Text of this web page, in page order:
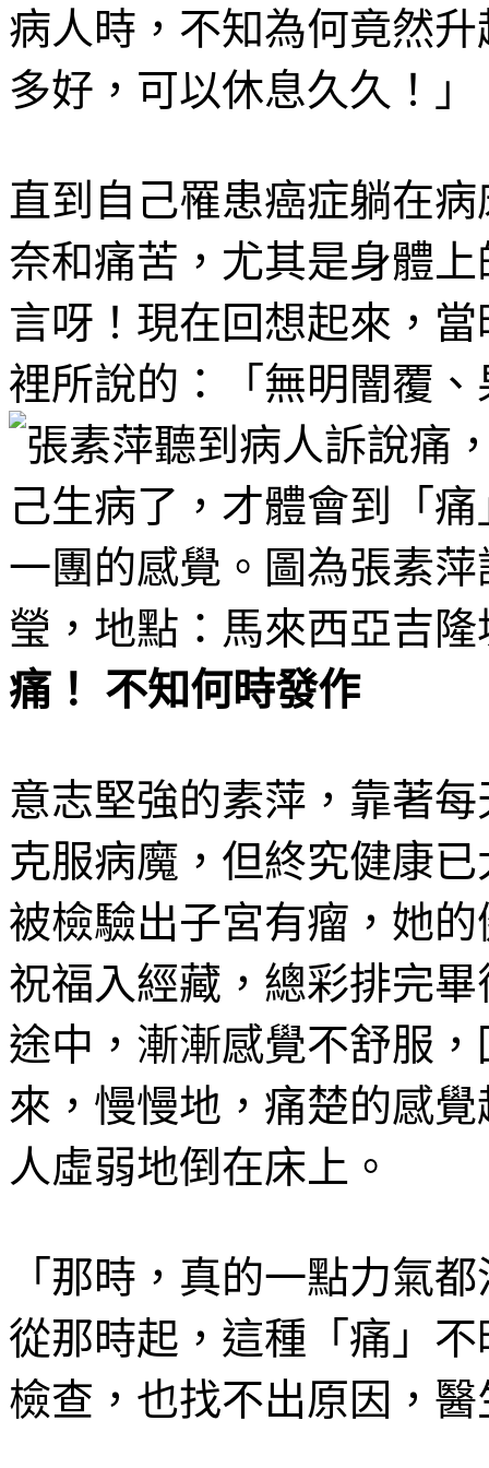
病人時，不知為何竟然
多好，可以休息久久！」
直到自己罹患癌症躺在
奈和痛苦，尤其是身體
言呀！現在回想起來，
裡所說的：「無明闇覆
痛！ 不知何時發作
意志堅強的素萍，靠著
克服病魔，但終究健康
被檢驗出子宮有瘤，她
祝福入經藏，總彩排完
途中，漸漸感覺不舒服
來，慢慢地，痛楚的感
人虛弱地倒在床上。
「那時，真的一點力氣
從那時起，這種「痛」
檢查，也找不出原因，